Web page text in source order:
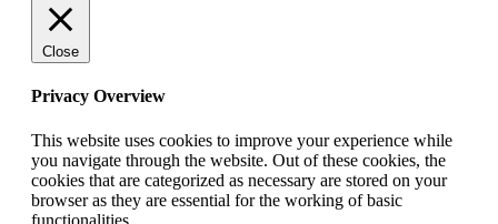
Close
Privacy Overview
This website uses cookies to improve your experience while
you navigate through the website. Out of these cookies, the
cookies that are categorized as necessary are stored on your
browser as they are essential for the working of basic
functionalities